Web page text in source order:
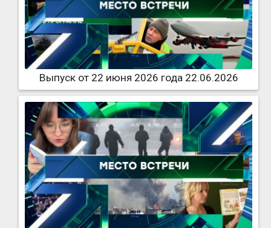
Выпуск от 22 июня 2026 года 22.06.2026